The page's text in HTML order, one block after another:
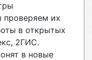
проверяем их
в открытых
2ГИС.
в новые